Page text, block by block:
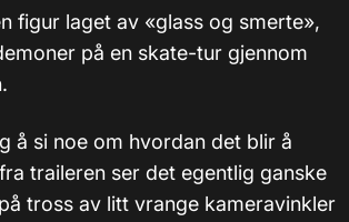
figur laget av «glass og smerte»,
på en skate-tur gjennom
å si noe om hvordan det blir å
traileren ser det egentlig ganske
tross av litt vrange kameravinkler